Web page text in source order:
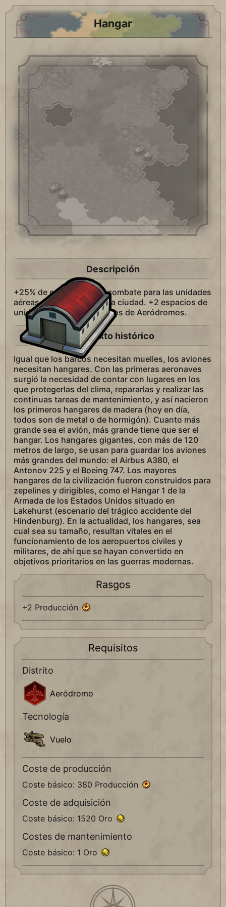
Hangar
Descripción
+25% de experiencia de combate para las unidades
aéreas entrenadas en esta ciudad. +2 espacios de
unidades aéreas en distritos de Aeródromos.
Contexto histórico
Igual que los barcos necesitan muelles, los aviones
necesitan hangares. Con las primeras aeronaves
surgió la necesidad de contar con lugares en los
que protegerlas del clima, repararlas y realizar las
continuas tareas de mantenimiento, y así nacieron
los primeros hangares de madera (hoy en día,
todos son de metal o de hormigón). Cuanto más
grande sea el avión, más grande tiene que ser el
hangar. Los hangares gigantes, con más de 120
metros de largo, se usan para guardar los aviones
más grandes del mundo: el Airbus A380, el
Antonov 225 y el Boeing 747. Los mayores
hangares de la civilización fueron construidos para
zepelines y dirigibles, como el Hangar 1 de la
Armada de los Estados Unidos situado en
Lakehurst (escenario del trágico accidente del
Hindenburg). En la actualidad, los hangares, sea
cual sea su tamaño, resultan vitales en el
funcionamiento de los aeropuertos civiles y
militares, de ahí que se hayan convertido en
objetivos prioritarios en las guerras modernas.
Rasgos
+2 Producción
Requisitos
Distrito
Aeródromo
Tecnología
Vuelo
Coste de producción
Coste básico: 380 Producción
Coste de adquisición
Coste básico: 1520 Oro
Costes de mantenimiento
Coste básico: 1 Oro